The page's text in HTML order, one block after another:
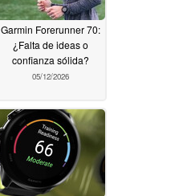
Garmin Forerunner 70:
¿Falta de ideas o
confianza sólida?
05/12/2026